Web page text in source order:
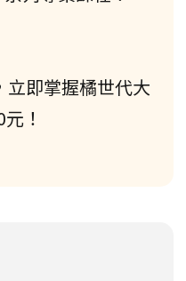
立即掌握橘世代大
！